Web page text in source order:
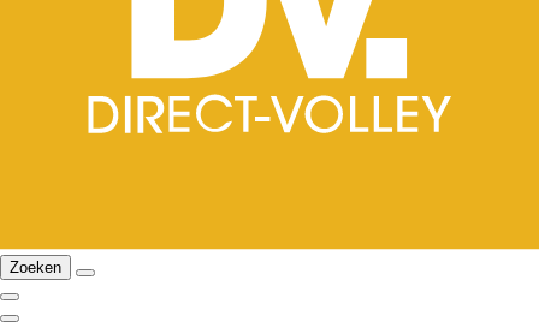
Zoeken